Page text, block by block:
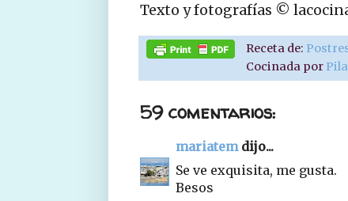
Texto y fotografías ©
Receta de:
Cocinada por
59 comentarios:
mariatemdijo...
Se ve exquisita, me gusta.
Besos